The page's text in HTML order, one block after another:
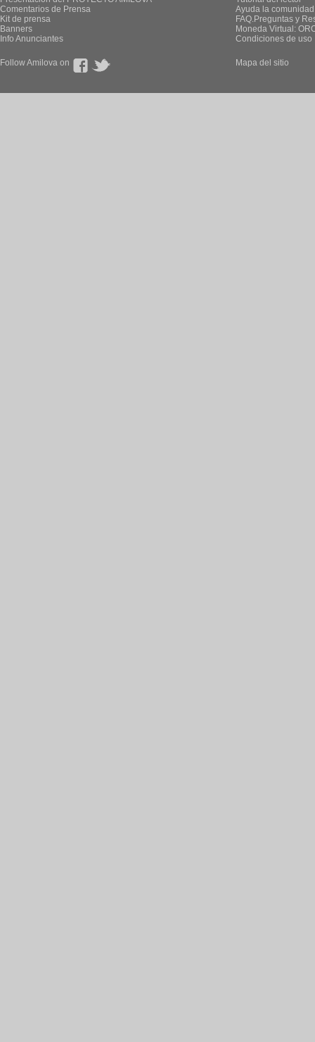
Comentarios de Prensa
Kit de prensa
Banners
Info Anunciantes
Ayuda la
FAQ.Preguntas y
Moneda Virtual:
Condiciones de uso
Follow Amilova on Mapa del sitio